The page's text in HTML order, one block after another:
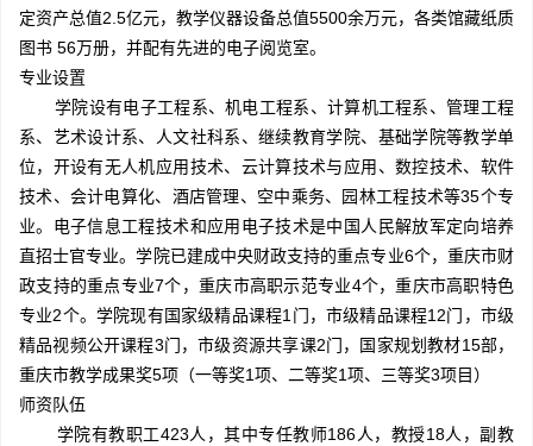
定资产总值2.5亿元，教学仪器设备总值5500余万元，各类馆藏纸质
图书 56万册，并配有先进的电子阅览室。
专业设置
学院设有电子工程系、机电工程系、计算机工程系、管理工程
系、艺术设计系、人文社科系、继续教育学院、基础学院等教学单
位，开设有无人机应用技术、云计算技术与应用、数控技术、软件
技术、会计电算化、酒店管理、空中乘务、园林工程技术等35个专
业。电子信息工程技术和应用电子技术是中国人民解放军定向培养
直招士官专业。学院已建成中央财政支持的重点专业6个，重庆市财
政支持的重点专业7个，重庆市高职示范专业4个，重庆市高职特色
专业2个。学院现有国家级精品课程1门，市级精品课程12门，市级
精品视频公开课程3门，市级资源共享课2门，国家规划教材15部，
重庆市教学成果奖5项（一等奖1项、二等奖1项、三等奖3项目）
师资队伍
学院有教职工423人，其中专任教师186人，教授18人，副教